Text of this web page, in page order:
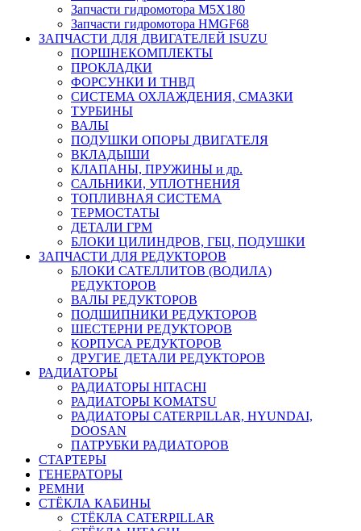
Запчасти гидромотора M5X180
Запчасти гидромотора HMGF68
ЗАПЧАСТИ ДЛЯ ДВИГАТЕЛЕЙ ISUZU
ПОРШНЕКОМПЛЕКТЫ
ПРОКЛАДКИ
ФОРСУНКИ И ТНВД
СИСТЕМА ОХЛАЖДЕНИЯ, СМАЗКИ
ТУРБИНЫ
ВАЛЫ
ПОДУШКИ ОПОРЫ ДВИГАТЕЛЯ
ВКЛАДЫШИ
КЛАПАНЫ, ПРУЖИНЫ и др.
САЛЬНИКИ, УПЛОТНЕНИЯ
ТОПЛИВНАЯ СИСТЕМА
ТЕРМОСТАТЫ
ДЕТАЛИ ГРМ
БЛОКИ ЦИЛИНДРОВ, ГБЦ, ПОДУШКИ
ЗАПЧАСТИ ДЛЯ РЕДУКТОРОВ
БЛОКИ САТЕЛЛИТОВ (ВОДИЛА)
РЕДУКТОРОВ
ВАЛЫ РЕДУКТОРОВ
ПОДШИПНИКИ РЕДУКТОРОВ
ШЕСТЕРНИ РЕДУКТОРОВ
КОРПУСА РЕДУКТОРОВ
ДРУГИЕ ДЕТАЛИ РЕДУКТОРОВ
РАДИАТОРЫ
РАДИАТОРЫ HITACHI
РАДИАТОРЫ KOMATSU
РАДИАТОРЫ CATERPILLAR, HYUNDAI,
DOOSAN
ПАТРУБКИ РАДИАТОРОВ
СТАРТЕРЫ
ГЕНЕРАТОРЫ
РЕМНИ
СТЁКЛА КАБИНЫ
СТЁКЛА CATERPILLAR